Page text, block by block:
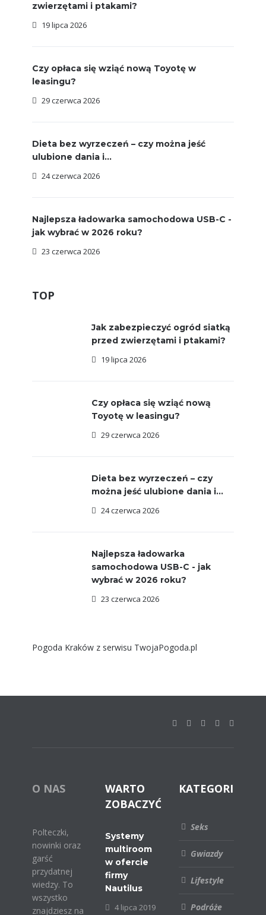
zwierzętami i ptakami?
19 lipca 2026
Czy opłaca się wziąć nową Toyotę w
leasingu?
29 czerwca 2026
Dieta bez wyrzeczeń – czy można jeść
ulubione dania i...
24 czerwca 2026
Najlepsza ładowarka samochodowa USB-C -
jak wybrać w 2026 roku?
23 czerwca 2026
TOP
Jak zabezpieczyć ogród siatką
przed zwierzętami i ptakami?
19 lipca 2026
Czy opłaca się wziąć nową
Toyotę w leasingu?
29 czerwca 2026
Dieta bez wyrzeczeń – czy
można jeść ulubione dania i...
24 czerwca 2026
Najlepsza ładowarka
samochodowa USB-C - jak
wybrać w 2026 roku?
23 czerwca 2026
Pogoda Kraków z serwisu TwojaPogoda.pl
O NAS
Polteczki,
nowinki oraz
garść
przydatnej
wiedzy. To
wszystko
znajdziesz na
WARTO
ZOBACZYĆ
Systemy
multiroom
w ofercie
firmy
Nautilus
4 lipca 2019
KATEGORIE
Seks
Gwiazdy
Lifestyle
Podróże